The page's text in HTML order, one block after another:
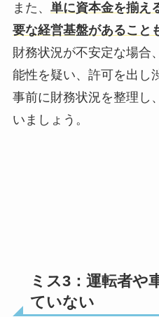
また、 単に資本金を揃え
要な経営基盤があること
財務状況が不安定な場合
能性を疑い、許可を出し
事前に財務状況を整理し
いましょう。
ミス3：運転者や
ていない